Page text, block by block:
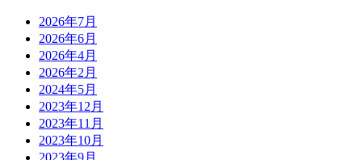
2026年7月
2026年6月
2026年4月
2026年2月
2024年5月
2023年12月
2023年11月
2023年10月
2023年9月